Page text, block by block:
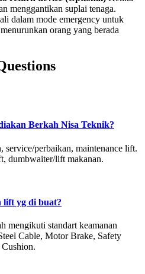
menggantikan suplai tenaga.
dalam mode emergency untuk
orang yang berada
Berkah Nisa Teknik?
service/perbaikan, maintenance lift.
dumbwaiter/lift makanan.
lift yg di buat?
mengikuti standart keamanan
Cable, Motor Brake, Safety